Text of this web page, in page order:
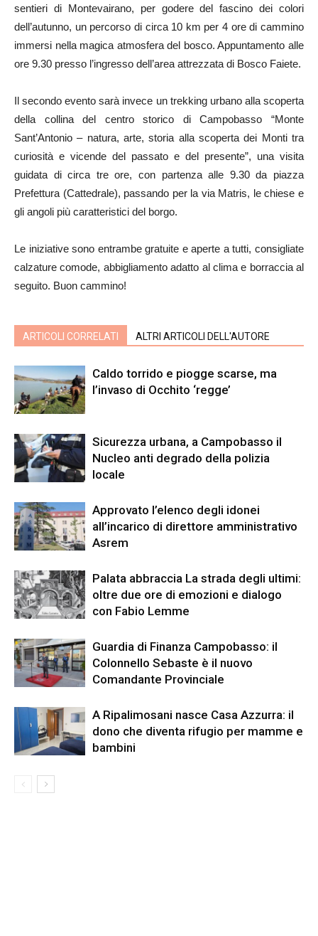
sentieri di Montevairano, per godere del fascino dei colori
dell’autunno, un percorso di circa 10 km per 4 ore di cammino
immersi nella magica atmosfera del bosco. Appuntamento alle
ore 9.30 presso l’ingresso dell’area attrezzata di Bosco Faiete.
Il secondo evento sarà invece un trekking urbano alla scoperta
della collina del centro storico di Campobasso “Monte
Sant’Antonio – natura, arte, storia alla scoperta dei Monti tra
curiosità e vicende del passato e del presente”, una visita
guidata di circa tre ore, con partenza alle 9.30 da piazza
Prefettura (Cattedrale), passando per la via Matris, le chiese e
gli angoli più caratteristici del borgo.
Le iniziative sono entrambe gratuite e aperte a tutti, consigliate
calzature comode, abbigliamento adatto al clima e borraccia al
seguito. Buon cammino!
ARTICOLI CORRELATI ALTRI ARTICOLI DELL'AUTORE
Caldo torrido e piogge scarse, ma
l’invaso di Occhito ‘regge’
Sicurezza urbana, a Campobasso il
Nucleo anti degrado della polizia
locale
Approvato l’elenco degli idonei
all’incarico di direttore amministrativo
Asrem
Palata abbraccia La strada degli ultimi:
oltre due ore di emozioni e dialogo
con Fabio Lemme
Guardia di Finanza Campobasso: il
Colonnello Sebaste è il nuovo
Comandante Provinciale
A Ripalimosani nasce Casa Azzurra: il
dono che diventa rifugio per mamme e
bambini